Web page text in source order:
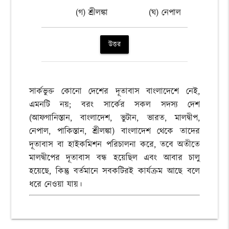
(গ) শ্রীলঙ্কা (ঘ) নেপাল
উত্তর
সার্কভুক্ত কোনো দেশের দূতাবাস বাংলাদেশে নেই,
এমনটি নয়; বরং সার্কের সকল সদস্য দেশ
(আফগানিস্তান, বাংলাদেশ, ভুটান, ভারত, মালদ্বীপ,
নেপাল, পাকিস্তান, শ্রীলঙ্কা) বাংলাদেশ থেকে তাদের
দূতাবাস বা হাইকমিশন পরিচালনা করে, তবে অতীতে
মালদ্বীপের দূতাবাস বন্ধ হয়েছিল এবং আবার চালু
হয়েছে, কিন্তু বর্তমানে সবকটিরই কার্যক্রম আছে বলে
ধরে নেওয়া যায়।